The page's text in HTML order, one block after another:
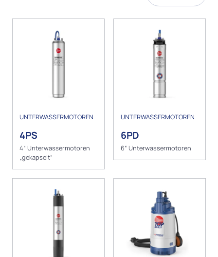
UNTERWASSERMOTOREN
4PS
4“ Unterwassermotoren
„gekapselt“
UNTERWASSERMOTOREN
6PD
6“ Unterwassermotoren